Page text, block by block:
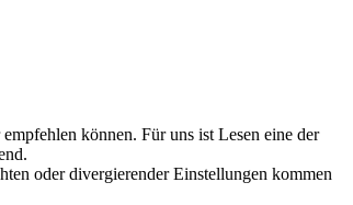
können. Für uns ist Lesen eine der
oder divergierender Einstellungen kommen